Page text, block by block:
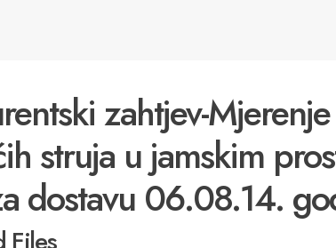
zahtjev-
struja u jamskim
dostavu 06.08.14.